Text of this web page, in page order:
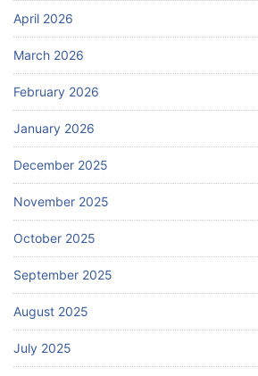
April 2026
March 2026
February 2026
January 2026
December 2025
November 2025
October 2025
September 2025
August 2025
July 2025